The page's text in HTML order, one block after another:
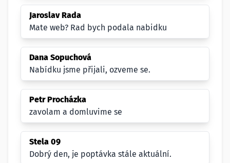
Jaroslav Rada
Mate web? Rad bych podala nabidku
Dana Sopuchová
Nabídku jsme přijali, ozveme se.
Petr Procházka
zavolam a domluvime se
Stela 09
Dobrý den, je poptávka stále aktuální.